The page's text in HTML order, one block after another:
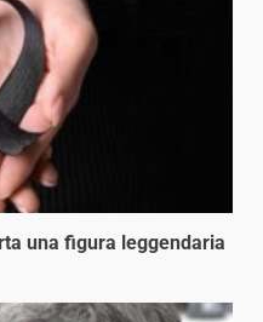
una figura leggendaria